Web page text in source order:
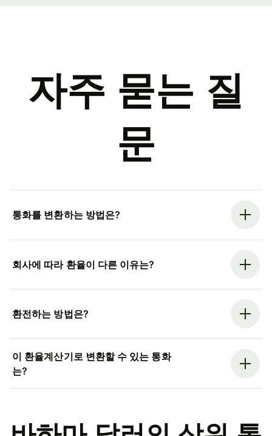
자주 묻는 질
문
통화를 변환하는 방법은?
회사에 따라 환율이 다른 이유는?
환전하는 방법은?
이 환율계산기로 변환할 수 있는 통화
는?